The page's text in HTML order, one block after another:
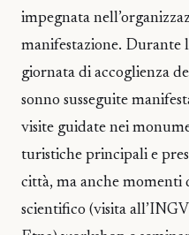
impegnata
manifestazione. Durante
giornata di accoglienza
sonno susseguite
visite guidate nei
turistiche principali e
città, ma anche
scientifico (visita